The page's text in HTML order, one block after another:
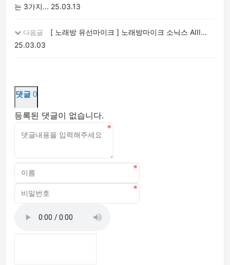
는 3가지... 25.03.13
다음글
[ 노래방 유선마이크 ] 노래방마이크 소닉스 AIII...
25.03.03
댓글 0
등록된 댓글이 없습니다.